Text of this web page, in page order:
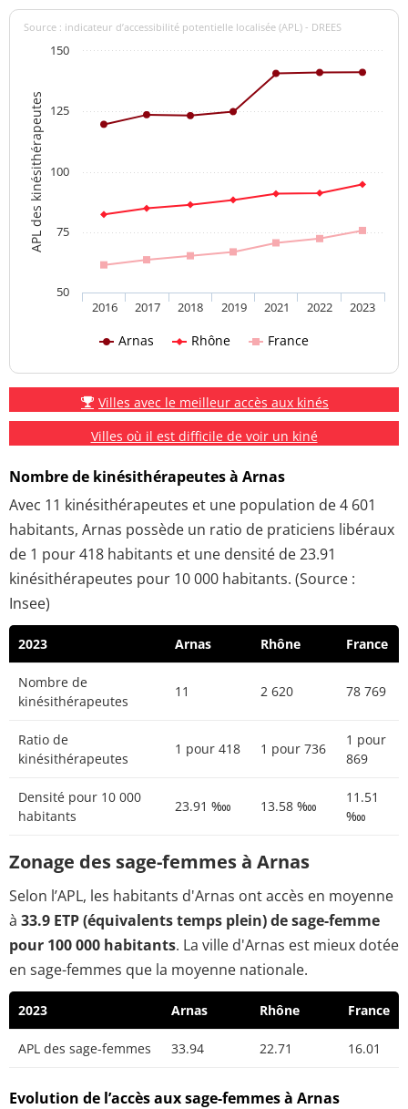
APL des kinésithérapeutes
Source : indicateur d’accessibilité potentielle localisée (APL) - DREES
Arnas Rhône France
2016 2017 2018 2019 2021 2022 2023
50
75
100
125
150
Villes avec le meilleur accès aux kinés
Villes où il est difficile de voir un kiné
Nombre de kinésithérapeutes à Arnas
Avec 11 kinésithérapeutes et une population de 4 601
habitants, Arnas possède un ratio de praticiens libéraux
de 1 pour 418 habitants et une densité de 23.91
kinésithérapeutes pour 10 000 habitants. (Source :
Insee)
2023 Arnas Rhône France
Nombre de
kinésithérapeutes
11 2 620 78 769
Ratio de
kinésithérapeutes
1 pour 418 1 pour 736
1 pour
869
Densité pour 10 000
habitants
23.91 ‱ 13.58 ‱
11.51
‱
Zonage des sage-femmes à Arnas
Selon l’APL, les habitants d'Arnas ont accès en moyenne
à 33.9 ETP (équivalents temps plein) de sage-femme
pour 100 000 habitants. La ville d'Arnas est mieux dotée
en sage-femmes que la moyenne nationale.
2023 Arnas Rhône France
APL des sage-femmes 33.94 22.71 16.01
Evolution de l’accès aux sage-femmes à Arnas